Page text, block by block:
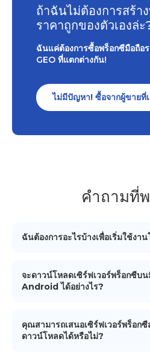
ถ้าฉันไม่ต้องการสร้า
ราคาถูกของตัวเองล่ะ
ฉันแค่ต้องการซื้อพร็อกซีมือถือ
GEO ที่แตกต่างกัน!
ไม่มีปัญหา! ซื้อจากผู้ขายที่เ
คำถามที่
ฉันต้องการอะไรบ้างเพื่อเริ่มใช้งา
Android(สมาร์ทโฟน/แท็บเล็ต) ก
(ซิมการ์ด) เครื่องมือหรือซอฟต์แว
จะดาวน์โหลดเซิร์ฟเวอร์พร็อกซีบ
Android ได้อย่างไร?
Android คุณสามารถหาได้ใน
โดยตรงจากเว็บไซต์ iProxy.online
คุณสามารถเสนอเซิร์ฟเวอร์พร็อก
ดาวน์โหลดได้หรือไม่?